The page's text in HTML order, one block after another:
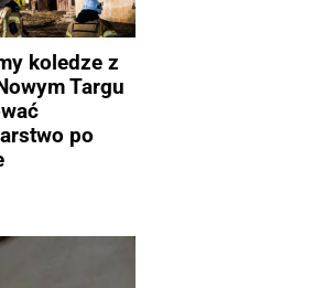
koledze z
Targu
po